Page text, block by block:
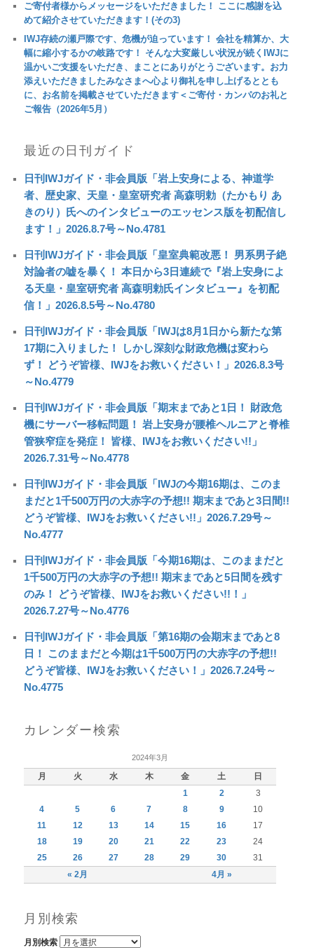
ご寄付者様からメッセージをいただきました！ ここに感謝を込
めて紹介させていただきます！(その3)
IWJ存続の瀬戸際です、危機が迫っています！ 会社を精算か、大
幅に縮小するかの岐路です！ そんな大変厳しい状況が続くIWJに
温かいご支援をいただき、まことにありがとうございます。お力
添えいただきましたみなさまへ心より御礼を申し上げるととも
に、お名前を掲載させていただきます＜ご寄付・カンパのお礼と
ご報告（2026年5月）
最近の日刊ガイド
日刊IWJガイド・非会員版「岩上安身による、神道学
者、歴史家、天皇・皇室研究者 高森明勅（たかもり あ
きのり）氏へのインタビューのエッセンス版を初配信し
ます！」2026.8.7号～No.4781
日刊IWJガイド・非会員版「皇室典範改悪！ 男系男子絶
対論者の嘘を暴く！ 本日から3日連続で『岩上安身によ
る天皇・皇室研究者 高森明勅氏インタビュー』を初配
信！」2026.8.5号～No.4780
日刊IWJガイド・非会員版「IWJは8月1日から新たな第
17期に入りました！ しかし深刻な財政危機は変わら
ず！ どうぞ皆様、IWJをお救いください！」2026.8.3号
～No.4779
日刊IWJガイド・非会員版「期末まであと1日！ 財政危
機にサーバー移転問題！ 岩上安身が腰椎ヘルニアと脊椎
管狭窄症を発症！ 皆様、IWJをお救いください!!」
2026.7.31号～No.4778
日刊IWJガイド・非会員版「IWJの今期16期は、このま
まだと1千500万円の大赤字の予想!! 期末まであと3日間!!
どうぞ皆様、IWJをお救いください!!」2026.7.29号～
No.4777
日刊IWJガイド・非会員版「今期16期は、このままだと
1千500万円の大赤字の予想!! 期末まであと5日間を残す
のみ！ どうぞ皆様、IWJをお救いください!!！」
2026.7.27号～No.4776
日刊IWJガイド・非会員版「第16期の会期末まであと8
日！ このままだと今期は1千500万円の大赤字の予想!!
どうぞ皆様、IWJをお救いください！」2026.7.24号～
No.4775
カレンダー検索
2024年3月
月 火 水 木 金 土 日
« 2月 4月 »
1 2
3
4
5 6 7 8 9
10
11
12 13 14 15 16
17
18
19 20 21 22 23
24
25
26 27 28 29 30 31
月別検索
月別検索